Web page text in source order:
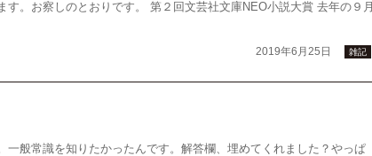
。お察しのとおりです。 第２回文芸社文庫NEO小説大賞 去年の９月
2019年6月25日 雑記
一般常識を知りたかったんです。解答欄、埋めてくれました？やっぱ